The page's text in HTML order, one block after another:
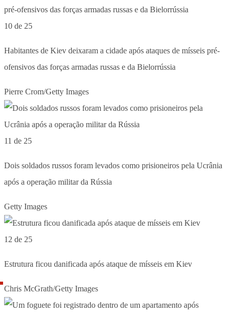
10 de 25
Habitantes de Kiev deixaram a cidade após ataques de mísseis pré-
ofensivos das forças armadas russas e da Bielorrússia
Pierre Crom/Getty Images
11 de 25
Dois soldados russos foram levados como prisioneiros pela Ucrânia
após a operação militar da Rússia
Getty Images
12 de 25
Estrutura ficou danificada após ataque de mísseis em Kiev
Chris McGrath/Getty Images